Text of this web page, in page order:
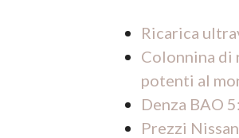
Ricarica
Colonnina di
potenti al
Denza BAO
Prezzi